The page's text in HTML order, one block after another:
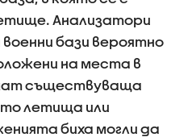
Анализатори
бази вероятно
на места в
съществуваща
летища или
биха могли да